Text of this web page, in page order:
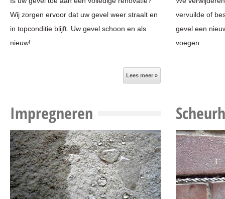
Wij zorgen ervoor dat uw gevel weer straalt en
in topconditie blijft. Uw gevel schoon en als
nieuw!
Lees meer »
vervuilde of
gevel een
voegen.
Impregneren